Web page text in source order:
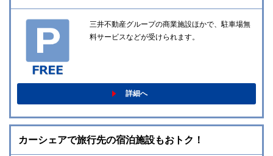
三井不動産グループの商業施設ほかで、駐車場無
料サービスなどが受けられます。
詳細へ
カーシェアで旅行先の宿泊施設もおトク！